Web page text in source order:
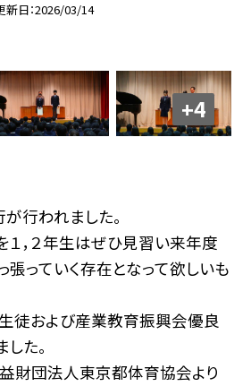
新日 2026/03/14
+4
行われました。
１，２年生はぜひ見習い来年度
っていく存在となって欲しいも
徒および産業教育振興会優良
た。
財団法人東京都体育協会より